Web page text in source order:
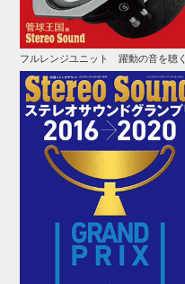
フルレンジユニット 躍動の音を聴く